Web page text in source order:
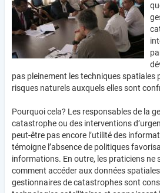
pas pleinement les techniques spatiales
risques naturels auxquels elles sont
Pourquoi cela? Les responsables de la
catastrophe ou des interventions
peut-être pas encore l’utilité des
témoigne l’absence de politiques
informations. En outre, les praticiens ne
comment accéder aux données
gestionnaires de catastrophes sont